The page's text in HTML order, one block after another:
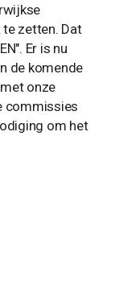
zetten. Dat
Er is nu
de komende
onze
commissies
om het